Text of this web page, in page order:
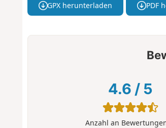
GPX herunterladen PDF
4.6 / 5
Anzahl an